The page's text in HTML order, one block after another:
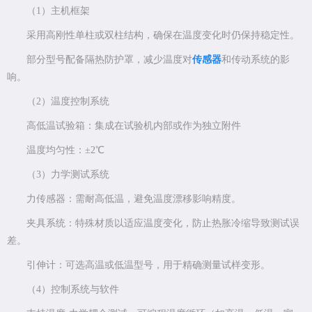
（1）主机框架
采用高刚性单柱或双柱结构，确保在温度变化时仍保持稳定性。
部分型号配备隔热防护罩，减少温度对传感器和传动系统的影
响。
（2）温度控制系统
高低温试验箱：集成在试验机内部或作为独立附件
温度均匀性：±2℃
（3）力学测试系统
力传感器：需耐高低温，避免温度漂移影响精度。
夹具系统：特殊材质以适应温度变化，防止热胀冷缩导致测试误
差。
引伸计：可选高温或低温型号，用于精确测量试样变形。
（4）控制系统与软件